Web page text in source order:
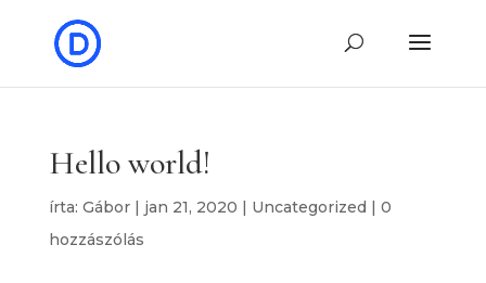
Hello world!
írta: Gábor| jan 21, 2020 | Uncategorized | 0
hozzászólás